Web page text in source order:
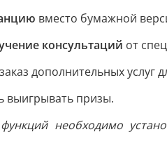
вместо бумажной
консультаций от
дополнительных услуг
выигрывать призы.
необходимо